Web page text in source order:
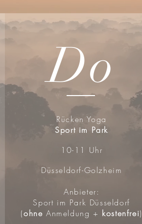
Do
Rücken Yoga
Sport im Park
10-11 Uhr
Düsseldorf-Golzheim
Anbieter:
Sport im Park Düsseldorf
(ohne Anmeldung + kostenfrei)